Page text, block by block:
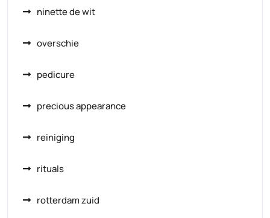
ninette de wit
overschie
pedicure
precious appearance
reiniging
rituals
rotterdam zuid